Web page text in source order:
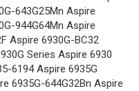
643G25Mn Aspire
944G64Mn Aspire
Aspire 6930G-BC32
Series Aspire 6930
6194 Aspire 6935G
6935G-644G32Bn Aspire